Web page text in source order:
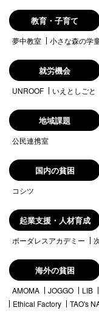
教育・子育て
夢中教室 小さな森の学
就労機会
UNROOF いえとしごと
地域課題
公民連携室
国内の貧困
コシツ
起業支援・人材育成
ボーダレスアカデミー
海外の貧困
AMOMA JOGGO LIB
Ethical Factory
TAO's